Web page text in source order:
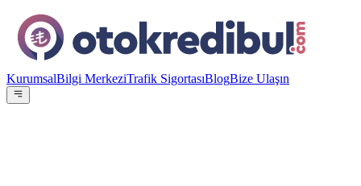
KurumsalBilgi MerkeziTrafik SigortasıBlogBize Ulaşın